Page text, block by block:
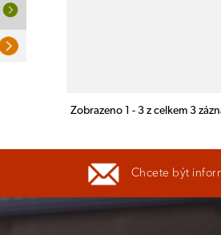
Zobrazeno 1 - 3 z celkem 3
Chcete být